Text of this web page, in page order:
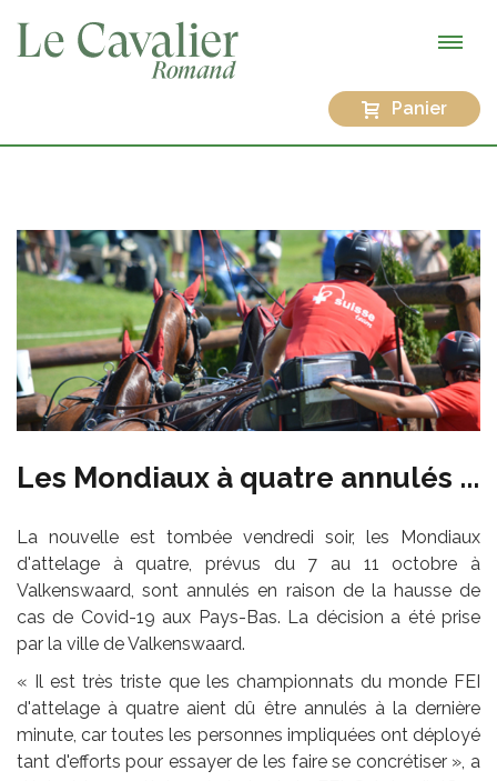
Panier
Les Mondiaux à quatre annulés ...
La nouvelle est tombée vendredi soir, les Mondiaux
d'attelage à quatre, prévus du 7 au 11 octobre à
Valkenswaard, sont annulés en raison de la hausse de
cas de Covid-19 aux Pays-Bas. La décision a été prise
par la ville de Valkenswaard.
« Il est très triste que les championnats du monde FEI
d'attelage à quatre aient dû être annulés à la dernière
minute, car toutes les personnes impliquées ont déployé
tant d'efforts pour essayer de les faire se concrétiser », a